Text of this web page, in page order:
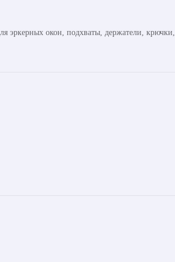
эркерных окон, подхваты, держатели, крючки,